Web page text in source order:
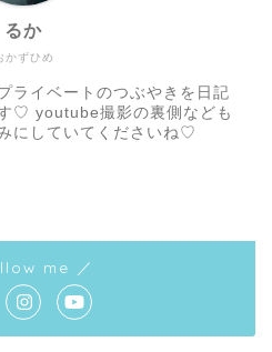
かずひめ
るか
ライベートのつぶやきを日記
♡ youtube撮影の裏側なども
にしていてくださいね♡
me ／